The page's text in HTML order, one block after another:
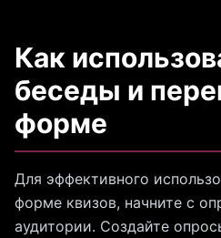
Как
беседы и
форме
Для эффективного
форме квизов, начните с
аудитории. Создайте